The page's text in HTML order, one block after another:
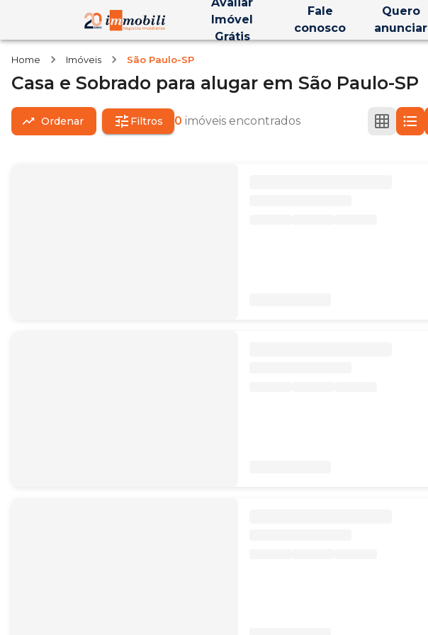
Imóvel
Grátis
Fale
conosco
Quero
anunciar
Home Imóveis São Paulo-SP
Casa e Sobrado para alugar em São Paulo-SP
Ordenar Filtros 0 imóveis encontrados